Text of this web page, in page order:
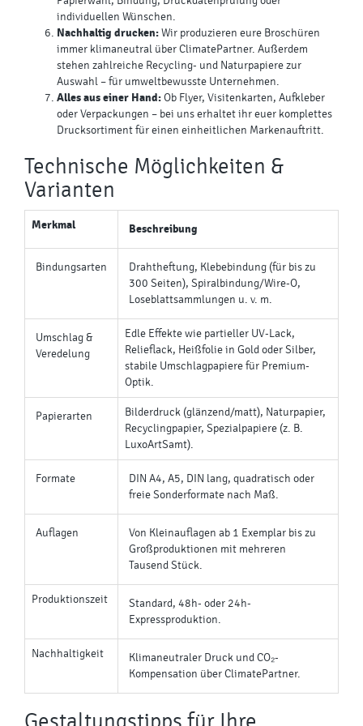
individuellen Wünschen.
Nachhaltig drucken: Wir produzieren eure Broschüren
immer klimaneutral über ClimatePartner. Außerdem
stehen zahlreiche Recycling- und Naturpapiere zur
Auswahl – für umweltbewusste Unternehmen.
Alles aus einer Hand: Ob Flyer, Visitenkarten, Aufkleber
oder Verpackungen – bei uns erhaltet ihr euer komplettes
Drucksortiment für einen einheitlichen Markenauftritt.
Technische Möglichkeiten &
Varianten
Merkmal Beschreibung
Bindungsarten
Drahtheftung, Klebebindung (für bis zu
300 Seiten), Spiralbindung/Wire-O,
Loseblattsammlungen u. v. m.
Umschlag &
Veredelung
Edle Effekte wie partieller UV-Lack,
Relieflack, Heißfolie in Gold oder Silber,
stabile Umschlagpapiere für Premium-
Optik.
Papierarten
Bilderdruck (glänzend/matt), Naturpapier,
Recyclingpapier, Spezialpapiere (z. B.
LuxoArtSamt).
Formate
DIN A4, A5, DIN lang, quadratisch oder
freie Sonderformate nach Maß.
Auflagen
Von Kleinauflagen ab 1 Exemplar bis zu
Großproduktionen mit mehreren
Tausend Stück.
Produktionszeit
Standard, 48h- oder 24h-
Expressproduktion.
Nachhaltigkeit
Klimaneutraler Druck und CO₂-
Kompensation über ClimatePartner.
Gestaltungstipps für Ihre